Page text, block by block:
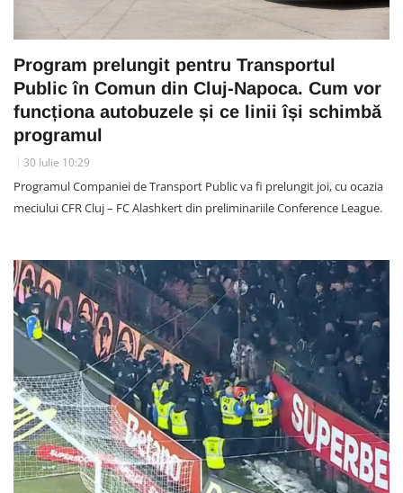
Program prelungit pentru Transportul
Public în Comun din Cluj-Napoca. Cum vor
funcționa autobuzele și ce linii își schimbă
programul
30 Iulie 10:29
Programul Companiei de Transport Public va fi prelungit joi, cu ocazia
meciului CFR Cluj – FC Alashkert din preliminariile Conference League.